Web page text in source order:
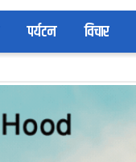
पर्यटन विचार